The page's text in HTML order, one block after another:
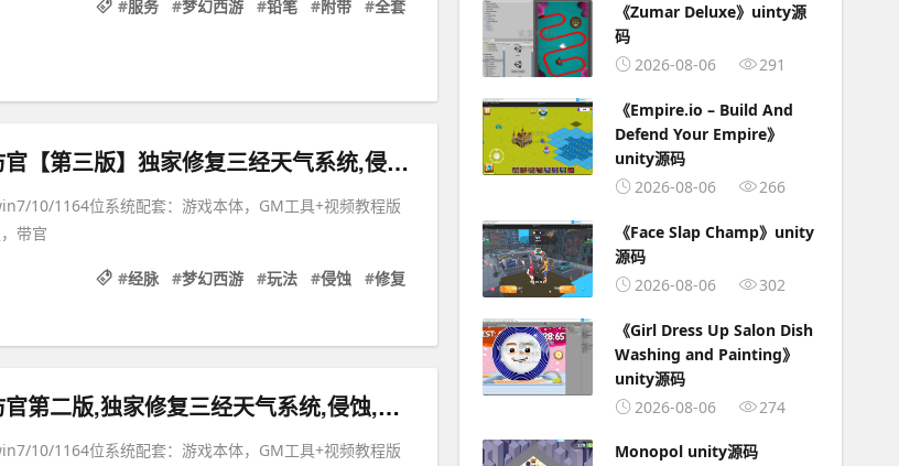
#服务 #梦幻西游 #铅笔 #附带 #全套
梦幻西游三经脉高度仿官【第三版】独家修复三经天气系统,侵蚀,仿官玩法经典耐玩
10/1164位系统配套：游戏本体，GM工具+视频教程版
带官
#经脉 #梦幻西游 #玩法 #侵蚀 #修复
梦幻西游三经脉高度仿官第二版,独家修复三经天气系统,侵蚀,仿官玩法经典耐玩
10/1164位系统配套：游戏本体，GM工具+视频教程版
《Zumar Deluxe》uinty源
码
2026-08-06
291
《Empire.io – Build And
Defend Your Empire》
unity源码
2026-08-06
266
《Face Slap Champ》unity
源码
2026-08-06
302
《Girl Dress Up Salon Dish
Washing and Painting》
unity源码
2026-08-06
274
Monopol unity源码